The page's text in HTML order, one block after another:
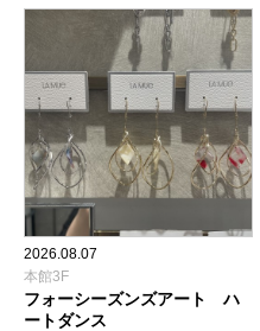
2026.08.07
本館3F
フォーシーズンズアート ハ
ートダンス